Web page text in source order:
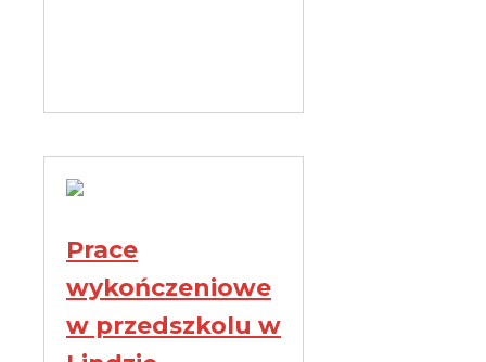
Prace
wykończeniowe
w przedszkolu w